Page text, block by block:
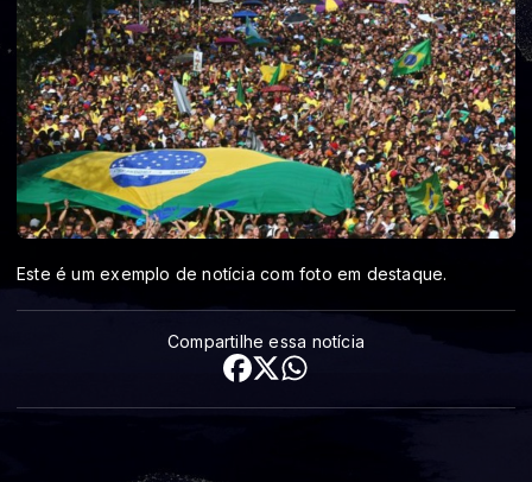
Este é um exemplo de notícia com foto em destaque.
Compartilhe essa notícia